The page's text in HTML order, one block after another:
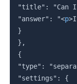
"title": "Can I
"answer": "<p>
}
},
{
"type":
"settings": {